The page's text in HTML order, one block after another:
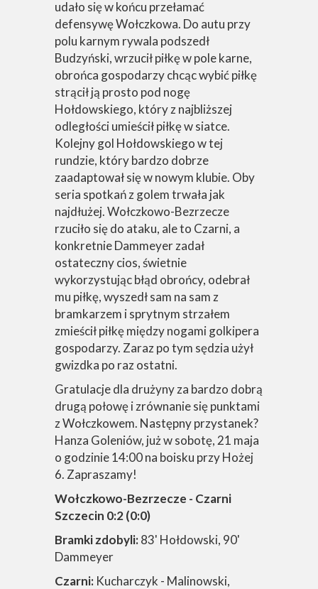
udało się w końcu przełamać
defensywę Wołczkowa. Do autu przy
polu karnym rywala podszedł
Budzyński, wrzucił piłkę w pole karne,
obrońca gospodarzy chcąc wybić piłkę
strącił ją prosto pod nogę
Hołdowskiego, który z najbliższej
odległości umieścił piłkę w siatce.
Kolejny gol Hołdowskiego w tej
rundzie, który bardzo dobrze
zaadaptował się w nowym klubie. Oby
seria spotkań z golem trwała jak
najdłużej. Wołczkowo-Bezrzecze
rzuciło się do ataku, ale to Czarni, a
konkretnie Dammeyer zadał
ostateczny cios, świetnie
wykorzystując błąd obrońcy, odebrał
mu piłkę, wyszedł sam na sam z
bramkarzem i sprytnym strzałem
zmieścił piłkę między nogami golkipera
gospodarzy. Zaraz po tym sędzia użył
gwizdka po raz ostatni.
Gratulacje dla drużyny za bardzo dobrą
drugą połowę i zrównanie się punktami
z Wołczkowem. Następny przystanek?
Hanza Goleniów, już w sobotę, 21 maja
o godzinie 14:00 na boisku przy Hożej
6. Zapraszamy!
Wołczkowo-Bezrzecze - Czarni
Szczecin 0:2 (0:0)
Bramki zdobyli:83' Hołdowski, 90'
Dammeyer
Czarni: Kucharczyk - Malinowski,